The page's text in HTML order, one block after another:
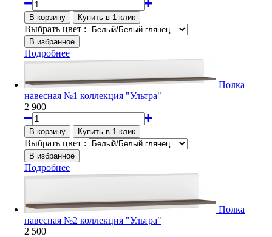
Выбрать цвет :
Подробнее
Полка
навесная №1 коллекция "Ультра"
2 900
Выбрать цвет :
Подробнее
Полка
навесная №2 коллекция "Ультра"
2 500